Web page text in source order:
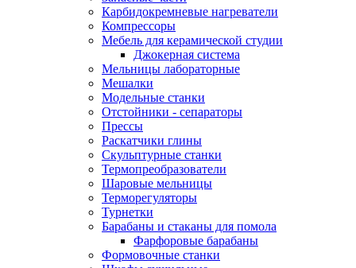
Карбидокремневые нагреватели
Компрессоры
Мебель для керамической студии
Джокерная система
Мельницы лабораторные
Мешалки
Модельные станки
Отстойники - сепараторы
Прессы
Раскатчики глины
Скульптурные станки
Термопреобразователи
Шаровые мельницы
Терморегуляторы
Турнетки
Барабаны и стаканы для помола
Фарфоровые барабаны
Формовочные станки